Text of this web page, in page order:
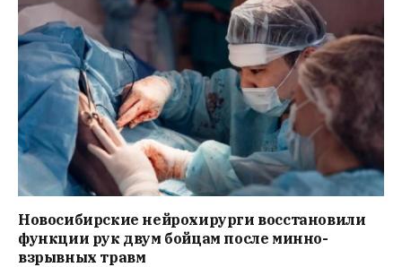
Новосибирские нейрохирурги восстановили
функции рук двум бойцам после минно-
взрывных травм